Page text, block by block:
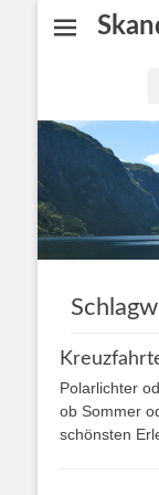
Polarlichter
ob Sommer
schönsten